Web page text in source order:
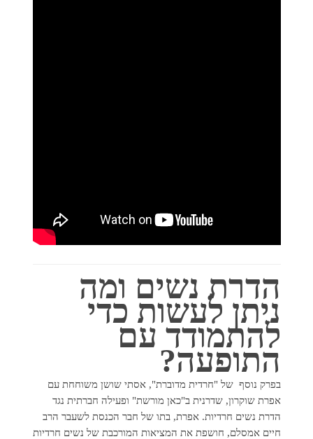
הדרת נשים ומה
ניתן לעשות כדי
להתמודד עם
התופעה?
בפרק נוסף של "חרדית מדוברת", אסתי שושן משוחחת עם
אפרת שוקרון, שדרנית ב"כאן מורשת" ופעילה חברתית נגד
הדרת נשים חרדיות. אפרת, בתו של חבר הכנסת לשעבר הרב
חיים אמסלם, חושפת את המציאות המורכבת של נשים חרדיות